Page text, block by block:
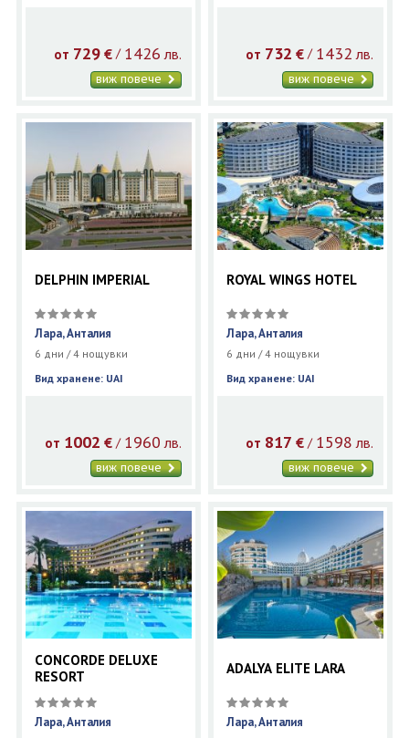
от 729 €/ 1426 лв.
виж повече
от 732 € / 1432 лв.
виж повече
DELPHIN IMPERIAL
Лара, Анталия
6 дни / 4 нощувки
Вид хранене: UAI
от 1002 €/ 1960 лв.
виж повече
ROYAL WINGS HOTEL
Лара, Анталия
6 дни / 4 нощувки
Вид хранене: UAI
от 817 € / 1598 лв.
виж повече
CONCORDE DELUXE
RESORT
Лара, Анталия
ADALYA ELITE LARA
Лара, Анталия